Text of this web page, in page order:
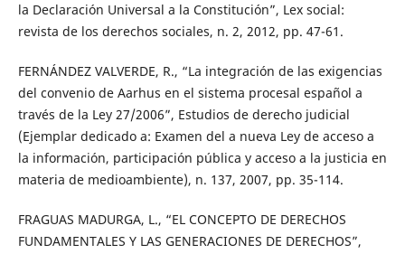
la Declaración Universal a la Constitución”, Lex social:
revista de los derechos sociales, n. 2, 2012, pp. 47-61.
FERNÁNDEZ VALVERDE, R., “La integración de las exigencias
del convenio de Aarhus en el sistema procesal español a
través de la Ley 27/2006”, Estudios de derecho judicial
(Ejemplar dedicado a: Examen del a nueva Ley de acceso a
la información, participación pública y acceso a la justicia en
materia de medioambiente), n. 137, 2007, pp. 35-114.
FRAGUAS MADURGA, L., “EL CONCEPTO DE DERECHOS
FUNDAMENTALES Y LAS GENERACIONES DE DERECHOS”,